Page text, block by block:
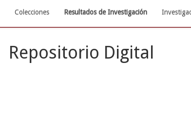
Colecciones Resultados de Investigación
Repositorio Digital